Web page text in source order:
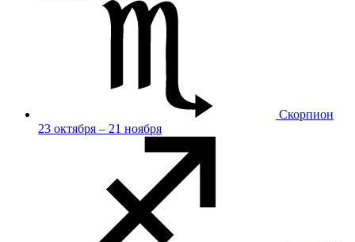
Скорпион
23 октября – 21 ноября